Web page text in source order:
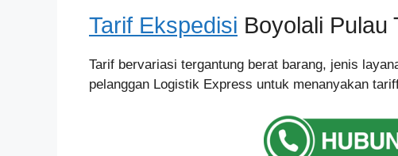
Tarif Ekspedisi Boyolali Pulau
Tarif bervariasi tergantung berat barang, jenis
pelanggan Logistik Express untuk menanyakan